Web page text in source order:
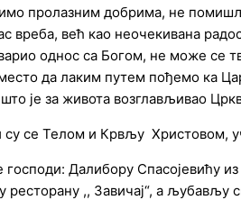
пролазним добрима, не
вреба, већ као неочекивана
однос са Богом, не може
да лаким путем пођемо ка
је за живота возглављивао
се Телом и Крвљу Христовом,
Далибору Спасојевићу
ресторану ,, Завичај“, а